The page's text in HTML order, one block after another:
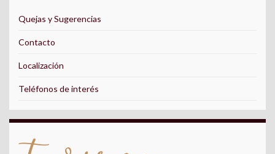
Quejas y Sugerencias
Contacto
Localización
Teléfonos de interés